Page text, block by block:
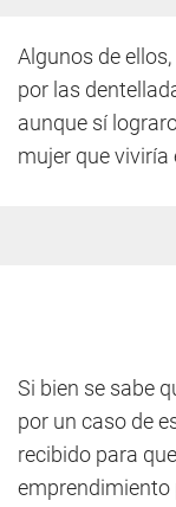
Algunos de
por las
aunque sí
mujer que viviría
Si bien se sabe
por un caso de
recibido para
emprendimiento